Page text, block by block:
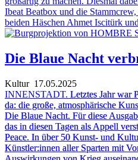
Ibeat Beatbox und die
beiden Häschen Ahmet Iscitürk
Die Blaue Nacht
Kultur17.05.2025
INNENSTADT. Letztes Jahr war
da: die große, atmosphärische
Die Blaue Nacht. Für diese
das in diesen Tagen als Appell
Peace. In über 50 Kunst- und
Künstler:innen aller Sparten mit